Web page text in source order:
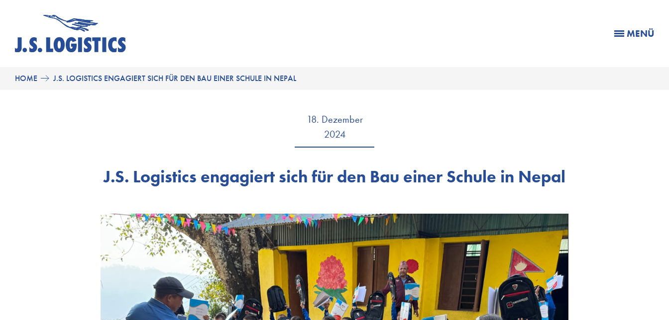
MENÜ
HOME J.S. LOGISTICS ENGAGIERT SICH FÜR DEN BAU EINER SCHULE IN NEPAL
18. Dezember
2024
J.S. Logistics engagiert sich für den Bau einer Schule in Nepal